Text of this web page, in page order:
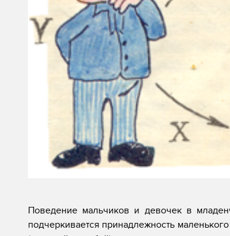
Поведение мальчиков и девочек в
подчеркивается принадлежность